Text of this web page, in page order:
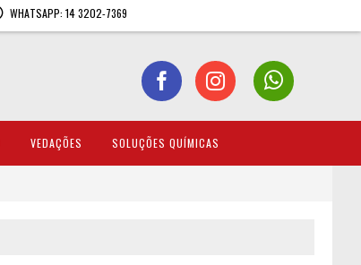
WHATSAPP: 14 3202-7369
VEDAÇÕES SOLUÇÕES QUÍMICAS